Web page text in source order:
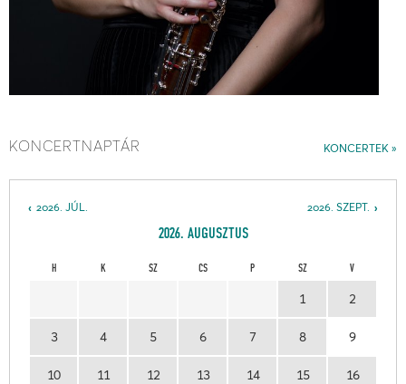
KONCERTEK
KONCERTNAPTÁR
2026. SZEPT.
2026. JÚL.
2026. AUGUSZTUS
H K SZ CS P SZ V
1 2
3 4 5 6 7 8 9
10 11 12 13 14 15 16